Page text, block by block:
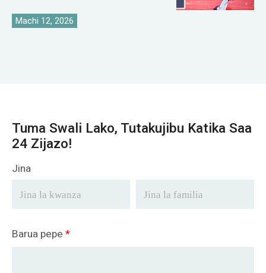
Machi 12, 2026
Tuma Swali Lako, Tutakujibu Katika Saa
24 Zijazo!
Jina
Barua pepe *